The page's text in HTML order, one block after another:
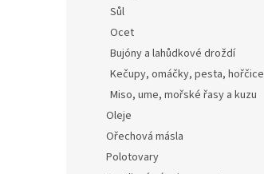
Sůl
Ocet
Bujóny a lahůdkové droždí
Kečupy, omáčky, pesta, hořčice
Miso, ume, mořské řasy a kuzu
Oleje
Ořechová másla
Polotovary